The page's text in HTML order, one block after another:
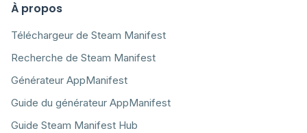
À propos
Téléchargeur de Steam Manifest
Recherche de Steam Manifest
Générateur AppManifest
Guide du générateur AppManifest
Guide Steam Manifest Hub